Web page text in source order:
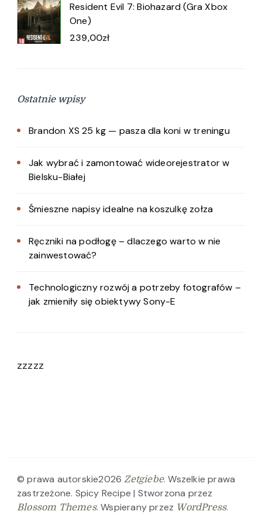
Resident Evil 7: Biohazard (Gra Xbox
One)
239,00zł
Ostatnie wpisy
Brandon XS 25 kg — pasza dla koni w treningu
Jak wybrać i zamontować wideorejestrator w
Bielsku-Białej
Śmieszne napisy idealne na koszulkę zołza
Ręczniki na podłogę – dlaczego warto w nie
zainwestować?
Technologiczny rozwój a potrzeby fotografów –
jak zmieniły się obiektywy Sony-E
zzzzz
© prawa autorskie2026Zetgiebe. Wszelkie prawa
zastrzeżone. Spicy Recipe | Stworzona przez
Blossom Themes. Wspierany przez WordPress.